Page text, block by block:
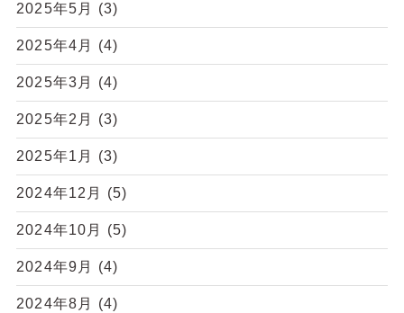
2025年5月 (3)
2025年4月 (4)
2025年3月 (4)
2025年2月 (3)
2025年1月 (3)
2024年12月 (5)
2024年10月 (5)
2024年9月 (4)
2024年8月 (4)